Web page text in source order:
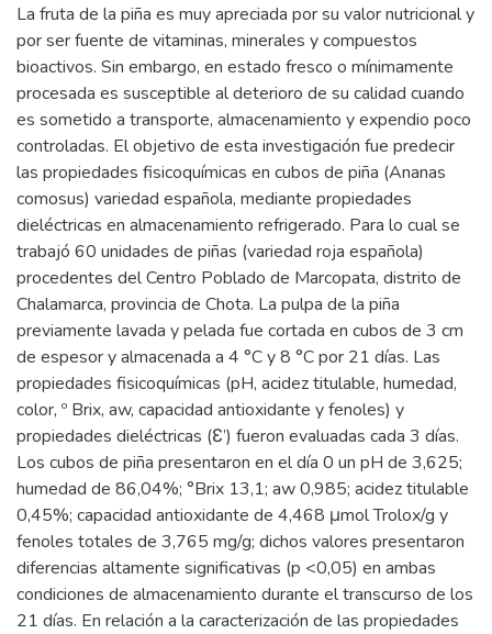
La fruta de la piña es muy apreciada por su valor nutricional y
por ser fuente de vitaminas, minerales y compuestos
bioactivos. Sin embargo, en estado fresco o mínimamente
procesada es susceptible al deterioro de su calidad cuando
es sometido a transporte, almacenamiento y expendio poco
controladas. El objetivo de esta investigación fue predecir
las propiedades fisicoquímicas en cubos de piña (Ananas
comosus) variedad española, mediante propiedades
dieléctricas en almacenamiento refrigerado. Para lo cual se
trabajó 60 unidades de piñas (variedad roja española)
procedentes del Centro Poblado de Marcopata, distrito de
Chalamarca, provincia de Chota. La pulpa de la piña
previamente lavada y pelada fue cortada en cubos de 3 cm
de espesor y almacenada a 4 °C y 8 °C por 21 días. Las
propiedades fisicoquímicas (pH, acidez titulable, humedad,
color, º Brix, aw, capacidad antioxidante y fenoles) y
propiedades dieléctricas (Ɛ’) fueron evaluadas cada 3 días.
Los cubos de piña presentaron en el día 0 un pH de 3,625;
humedad de 86,04%; °Brix 13,1; aw 0,985; acidez titulable
0,45%; capacidad antioxidante de 4,468 μmol Trolox/g y
fenoles totales de 3,765 mg/g; dichos valores presentaron
diferencias altamente significativas (p <0,05) en ambas
condiciones de almacenamiento durante el transcurso de los
21 días. En relación a la caracterización de las propiedades